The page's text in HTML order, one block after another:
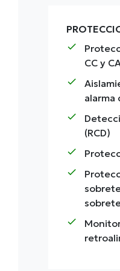
check
CC y
check
alarma
check
(RCD)
check
check
check